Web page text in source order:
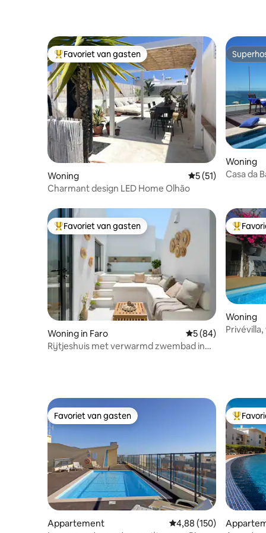
Topfavoriet van gasten
Favoriet van gasten
Woning Gemiddelde
5 (51)
Charmant design LED Home Olhão
Woning
Casa da
Topfavoriet van gasten
Favoriet van gasten
Woning in Faro Gemiddelde
5 (84)
Rijtjeshuis met verwarmd zwembad in
Woning
Favoriet van gasten
Favoriet van gasten
Appartement Gemiddelde
4,88 (150)